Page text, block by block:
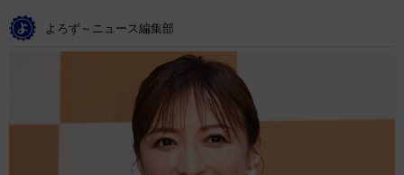
よろず～ニュース編集部